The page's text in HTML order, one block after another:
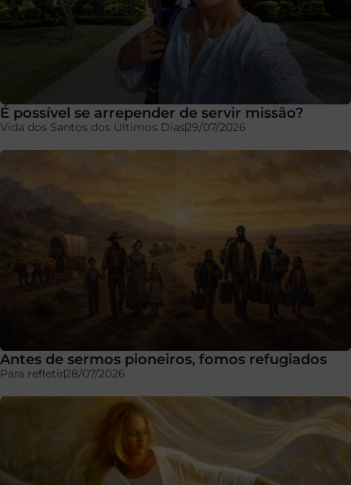
É possível se arrepender de servir missão?
Vida dos Santos dos Últimos Dias29/07/2026
Antes de sermos pioneiros, fomos refugiados
Para refletir28/07/2026